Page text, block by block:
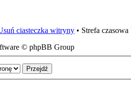
ciasteczka witryny • Strefa
© phpBB Group